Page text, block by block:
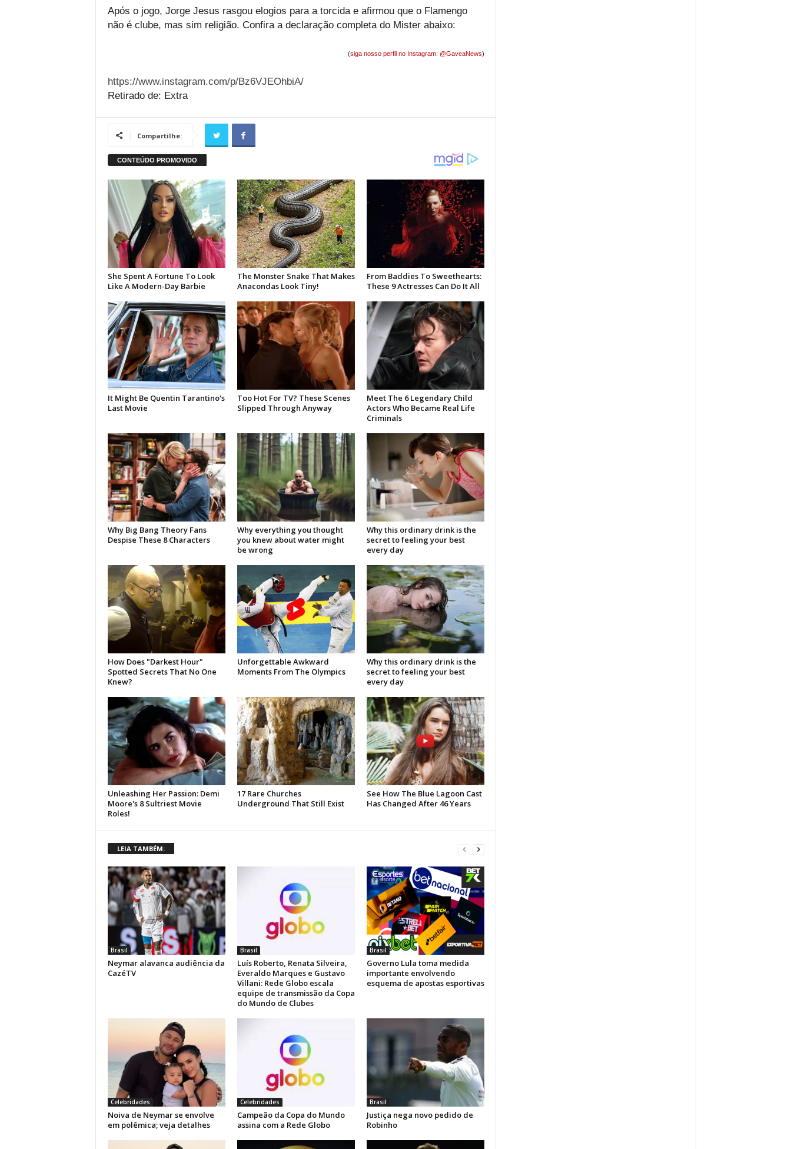
Após o jogo, Jorge Jesus rasgou elogios para a torcida e afirmou que o Flamengo
não é clube, mas sim religião. Confira a declaração completa do Mister abaixo:
(siga nosso perfil no Instagram: @GaveaNews)
https://www.instagram.com/p/Bz6VJEOhbiA/
Retirado de: Extra
Compartilhe:
LEIA TAMBÉM:
Brasil
Neymar alavanca audiência da
CazéTV
Brasil
Luís Roberto, Renata Silveira,
Everaldo Marques e Gustavo
Villani: Rede Globo escala
equipe de transmissão da Copa
do Mundo de Clubes
Brasil
Governo Lula toma medida
importante envolvendo
esquema de apostas esportivas
Celebridades
Noiva de Neymar se envolve
em polêmica; veja detalhes
Celebridades
Campeão da Copa do Mundo
assina com a Rede Globo
Brasil
Justiça nega novo pedido de
Robinho